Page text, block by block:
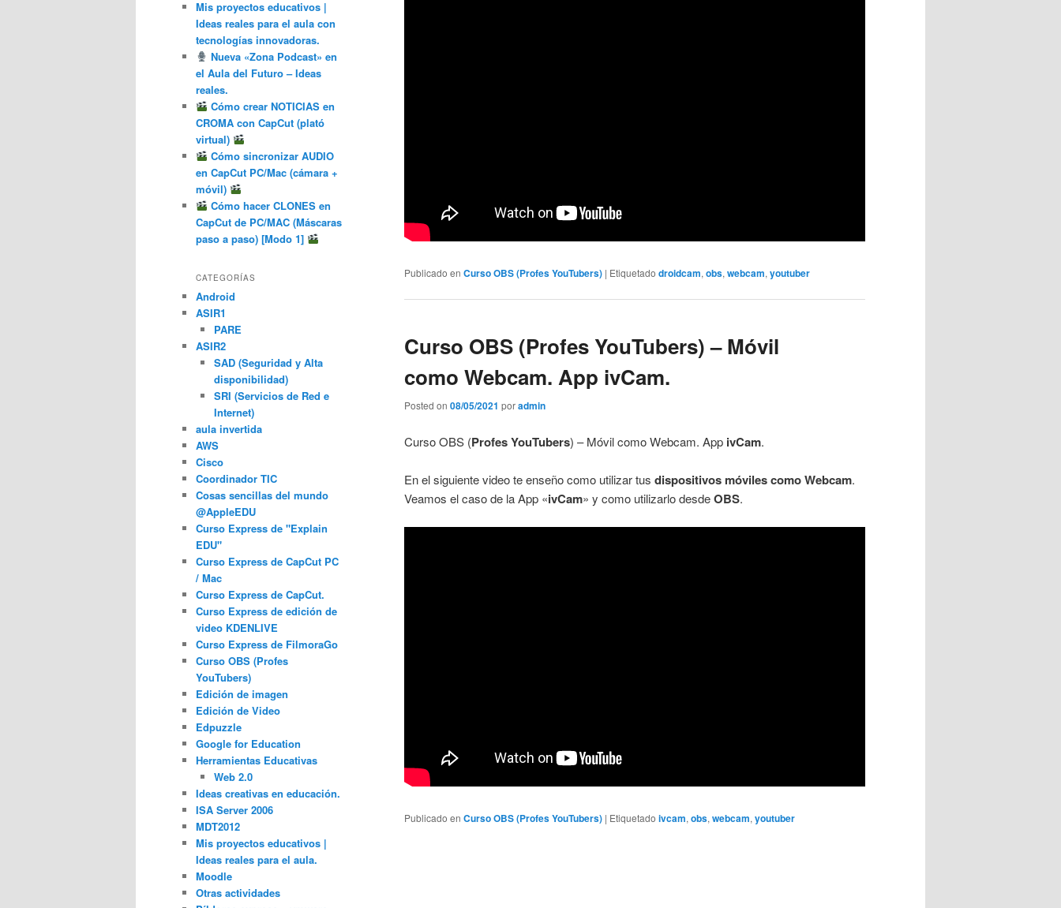
Publicado en Curso OBS (Profes YouTubers) | Etiquetado droidcam, obs, webcam, youtuber
Curso OBS (Profes YouTubers) – Móvil
como Webcam. App ivCam.
Posted on 08/05/2021 poradmin
Curso OBS (Profes YouTubers) – Móvil como Webcam. App ivCam.
En el siguiente video te enseño como utilizar tus dispositivos móviles como Webcam.
Veamos el caso de la App «ivCam» y como utilizarlo desdeOBS.
Publicado en Curso OBS (Profes YouTubers) | Etiquetado ivcam, obs, webcam, youtuber
Mis proyectos educativos |
Ideas reales para el aula con
tecnologías innovadoras.
Nueva «Zona Podcast» en
el Aula del Futuro – Ideas
reales.
Cómo crear NOTICIAS en
CROMA con CapCut (plató
virtual)
Cómo sincronizar AUDIO
en CapCut PC/Mac (cámara +
móvil)
Cómo hacer CLONES en
CapCut de PC/MAC (Máscaras
paso a paso) [Modo 1]
CATEGORÍAS
Android
ASIR1
PARE
ASIR2
SAD (Seguridad y Alta
disponibilidad)
SRI (Servicios de Red e
Internet)
aula invertida
AWS
Cisco
Coordinador TIC
Cosas sencillas del mundo
@AppleEDU
Curso Express de "Explain
EDU"
Curso Express de CapCut PC
/ Mac
Curso Express de CapCut.
Curso Express de edición de
video KDENLIVE
Curso Express de FilmoraGo
Curso OBS (Profes
YouTubers)
Edición de imagen
Edición de Video
Edpuzzle
Google for Education
Herramientas Educativas
Web 2.0
Ideas creativas en educación.
ISA Server 2006
MDT2012
Mis proyectos educativos |
Ideas reales para el aula.
Moodle
Otras actividades